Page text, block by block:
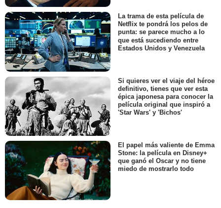
La trama de esta película de
Netflix te pondrá los pelos de
punta: se parece mucho a lo
que está sucediendo entre
Estados Unidos y Venezuela
Si quieres ver el viaje del héroe
definitivo, tienes que ver esta
épica japonesa para conocer la
película original que inspiró a
'Star Wars' y 'Bichos'
El papel más valiente de Emma
Stone: la película en Disney+
que ganó el Oscar y no tiene
miedo de mostrarlo todo